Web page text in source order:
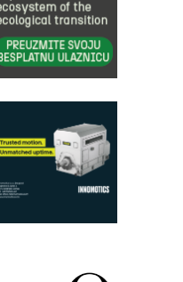
– Napredna
i
priče
pametnu
· Display
1500 VDC
tečnim